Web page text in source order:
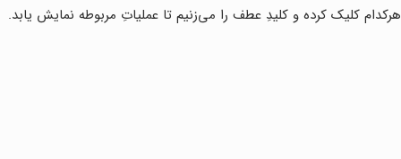
هرکدام کلیک کرده و کلیدِ عطف را می‌زنیم تا عملیاتِ مربوطه نمایش یابد.